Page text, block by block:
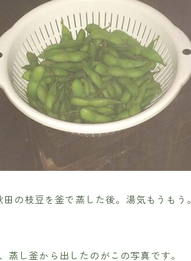
田の枝豆を釜で蒸した後。湯気もうもう。
蒸し釜から出したのがこの写真です。